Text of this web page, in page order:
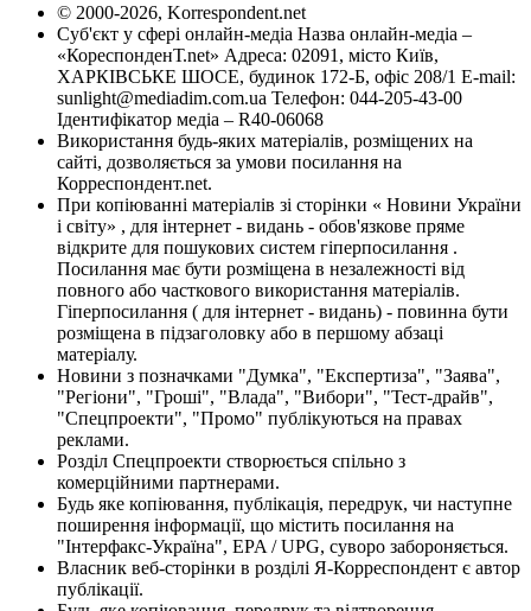
© 2000-2026, Korrespondent.net
Суб'єкт у сфері онлайн-медіа Назва онлайн-медіа –
«КореспонденТ.net» Адреса: 02091, місто Київ,
ХАРКІВСЬКЕ ШОСЕ, будинок 172-Б, офіс 208/1 E-mail:
sunlight@mediadim.com.ua Телефон: 044-205-43-00
Ідентифікатор медіа – R40-06068
Використання будь-яких матеріалів, розміщених на
сайті, дозволяється за умови посилання на
Корреспондент.net.
При копіюванні матеріалів зі сторінки « Новини України
і світу» , для інтернет - видань - обов'язкове пряме
відкрите для пошукових систем гіперпосилання .
Посилання має бути розміщена в незалежності від
повного або часткового використання матеріалів.
Гіперпосилання ( для інтернет - видань) - повинна бути
розміщена в підзаголовку або в першому абзаці
матеріалу.
Новини з позначками "Думка", "Експертиза", "Заява",
"Регіони", "Гроші", "Влада", "Вибори", "Тест-драйв",
"Спецпроекти", "Промо" публікуються на правах
реклами.
Розділ Спецпроекти створюється спільно з
комерційними партнерами.
Будь яке копіювання, публікація, передрук, чи наступне
поширення інформації, що містить посилання на
"Інтерфакс-Україна", EPA / UPG, суворо забороняється.
Власник веб-сторінки в розділі Я-Корреспондент є автор
публікації.